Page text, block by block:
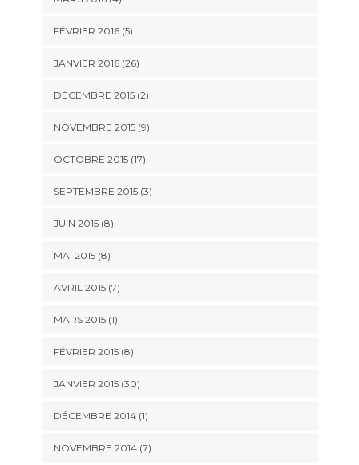
FÉVRIER 2016 (5)
JANVIER 2016 (26)
DÉCEMBRE 2015 (2)
NOVEMBRE 2015 (9)
OCTOBRE 2015 (17)
SEPTEMBRE 2015 (3)
JUIN 2015 (8)
MAI 2015 (8)
AVRIL 2015 (7)
MARS 2015 (1)
FÉVRIER 2015 (8)
JANVIER 2015 (30)
DÉCEMBRE 2014 (1)
NOVEMBRE 2014 (7)